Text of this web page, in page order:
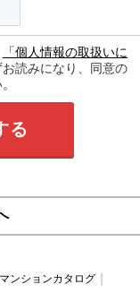
「個人情報の取扱いに
読みになり、同意の
る
マンションカタログ